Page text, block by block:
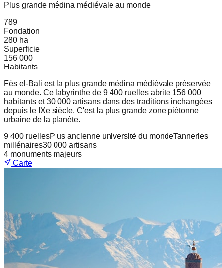
Plus grande médina médiévale au monde
789
Fondation
280 ha
Superficie
156 000
Habitants
Fès el-Bali est la plus grande médina médiévale préservée
au monde. Ce labyrinthe de 9 400 ruelles abrite 156 000
habitants et 30 000 artisans dans des traditions inchangées
depuis le IXe siècle. C'est la plus grande zone piétonne
urbaine de la planète.
9 400 ruellesPlus ancienne université du mondeTanneries
millénaires30 000 artisans
4 monuments majeurs
Carte